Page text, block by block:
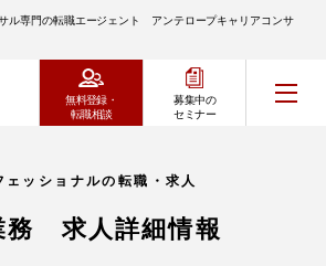
ル専門の転職エージェント アンテロープキャリアコンサ
無料登録・
転職相談
募集中の
セミナー
ッショナルの転職・求人
務 求人詳細情報